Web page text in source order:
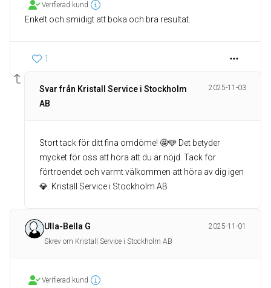
Verifierad kund
Enkelt och smidigt att boka och bra resultat.
1
Svar från Kristall Service i Stockholm
AB
2025-11-03
Stort tack för ditt fina omdöme! 🤩🩵 Det betyder
mycket för oss att höra att du är nöjd. Tack för
förtroendet och varmt välkommen att höra av dig igen
💎. Kristall Service i Stockholm AB
Ulla-Bella G
2025-11-01
Skrev om Kristall Service i Stockholm AB
Verifierad kund